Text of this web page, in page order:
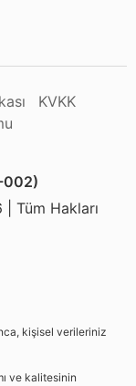
KVKK
002)
Tüm Hakları
kişisel verileriniz
ve kalitesinin